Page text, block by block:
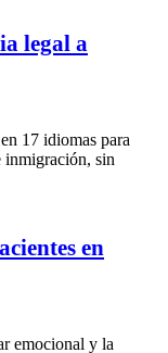
legal a
17 idiomas para
inmigración, sin
en
emocional y la